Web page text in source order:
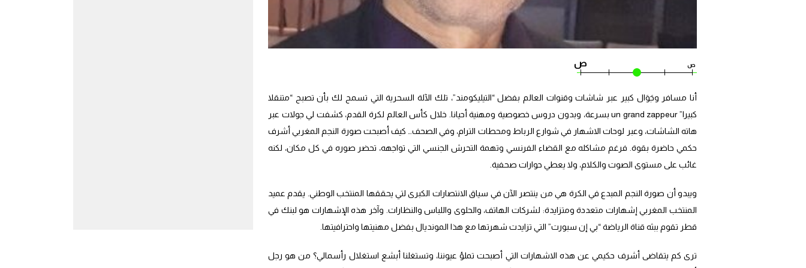
ص ص
أنا مسافر وجَوَال كبير عبر شاشات وقنوات العالم بفضل “التيليكومند”، تلك الآلة السحرية التي تسمح لك بأن تصبح “متنقلا
كبيرا” un grand zappeur بسرعة، وبدون دروس خصوصية ومهنية أحيانا. خلال كأس العالم لكرة القدم، كشفت لي جولات عبر
هاته الشاشات، وعبر لوحات الاشهار في شوارع الرباط ومحطات الترام، وفي الصحف… كيف أصبحت صورة النجم المغربي أشرف
حكمي حاضرة بقوة. فرغم مشاكله مع القضاء الفرنسي وتهمة التحرش الجنسي التي تواجهه، تحضر صوره في كل مكان، لكنه
غائب على مستوى الصوت والكلام، ولا يعطي حوارات صحفية.
ويبدو أن صورة النجم المبدع في الكرة هي من ينتصر الآن في سياق الانتصارات الكبرى لتي يحققها المنتخب الوطني. يقدم عميد
المنتخب المغربي إشهارات متعددة ومتزايدة: لشركات الهاتف، والحلوى واللباس والنظارات. وآخر هذه الإشهارات هو لبنك في
قطر تقوم ببثه قناة الرياضة “بي إن سبورت” التي تزايدت شهرتها مع هذا المونديال بفضل مهنيتها واحترافيتها.
ترى كم يتقاضى أشرف حكيمي عن هذه الاشهارات التي أصبحت تملؤ عيوننا، وتستغلنا أبشع استغلال رأسمالي؟ من هو رجل